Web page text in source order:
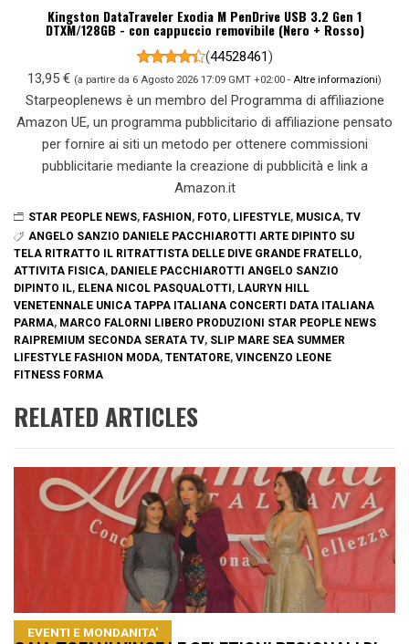
Kingston DataTraveler Exodia M PenDrive USB 3.2 Gen 1
DTXM/128GB - con cappuccio removibile (Nero + Rosso)
(44528461)
13,95 € (a partire da 6 Agosto 2026 17:09 GMT +02:00 - Altre informazioni)
Starpeoplenews è un membro del Programma di affiliazione
Amazon UE, un programma pubblicitario di affiliazione pensato
per fornire ai siti un metodo per ottenere commissioni
pubblicitarie mediante la creazione di pubblicità e link a
Amazon.it
STAR PEOPLE NEWS, FASHION, FOTO, LIFESTYLE, MUSICA, TV
ANGELO SANZIO DANIELE PACCHIAROTTI ARTE DIPINTO SU
TELA RITRATTO IL RITRATTISTA DELLE DIVE GRANDE FRATELLO,
ATTIVITA FISICA, DANIELE PACCHIAROTTI ANGELO SANZIO
DIPINTO IL, ELENA NICOL PASQUALOTTI, LAURYN HILL
VENETENNALE UNICA TAPPA ITALIANA CONCERTI DATA ITALIANA
PARMA, MARCO FALORNI LIBERO PRODUZIONI STAR PEOPLE NEWS
RAIPREMIUM SECONDA SERATA TV, SLIP MARE SEA SUMMER
LIFESTYLE FASHION MODA, TENTATORE, VINCENZO LEONE
FITNESS FORMA
RELATED ARTICLES
EVENTI E MONDANITA'